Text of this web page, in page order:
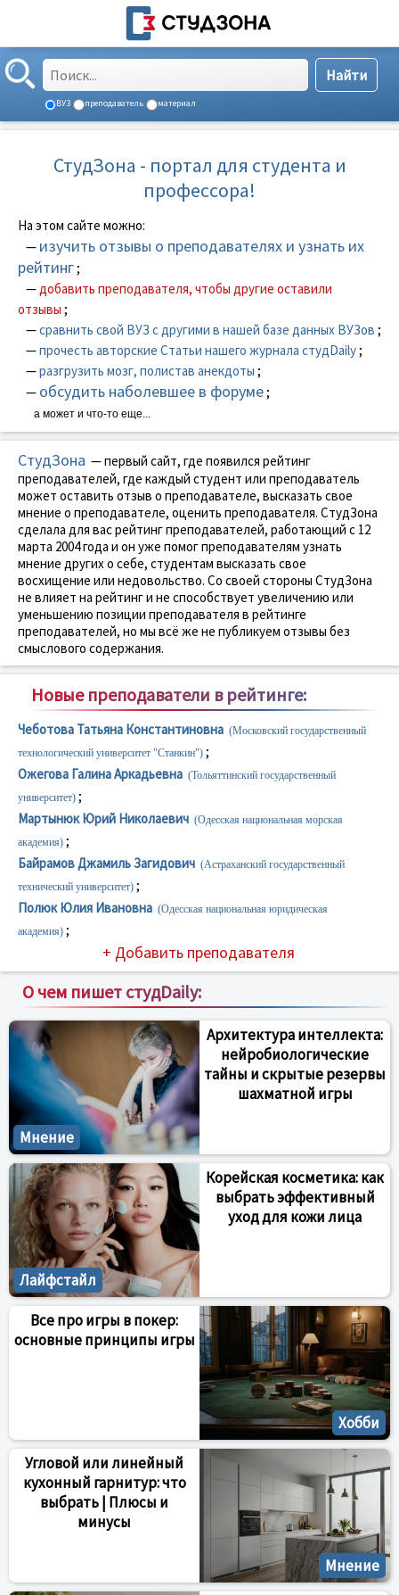
ВУЗ преподаватель материал
СтудЗона - портал для студента и
профессора!
На этом сайте можно:
— изучить отзывы о преподавателях и узнать их
рейтинг;
—добавить преподавателя, чтобы другие оставили
отзывы ;
—сравнить свой ВУЗ с другими в нашей базе данных ВУЗов ;
—прочесть авторские Статьи нашего журнала студDaily;
—разгрузить мозг, полистав анекдоты ;
— обсудить наболевшее в форуме;
а может и что-то еще...
СтудЗона — первый сайт, где появился рейтинг
преподавателей, где каждый студент или преподаватель
может оставить отзыв о преподавателе, высказать свое
мнение о преподавателе, оценить преподавателя. СтудЗона
сделала для вас рейтинг преподавателей, работающий с 12
марта 2004 года и он уже помог преподавателям узнать
мнение других о себе, студентам высказать свое
восхищение или недовольство. Со своей стороны СтудЗона
не влияет на рейтинг и не способствует увеличению или
уменьшению позиции преподавателя в рейтинге
преподавателей, но мы всё же не публикуем отзывы без
смыслового содержания.
Новые преподаватели в рейтинге:
Чеботова Татьяна Константиновна (Московский государственный
технологический университет "Станкин") ;
Ожегова Галина Аркадьевна (Тольяттинский государственный
университет) ;
Мартынюк Юрий Николаевич (Одесская национальная морская
академия) ;
Байрамов Джамиль Загидович (Астраханский государственный
технический университет) ;
Полюк Юлия Ивановна (Одесская национальная юридическая
академия) ;
+ Добавить преподавателя
О чем пишет студDaily:
Мнение
Архитектура интеллекта:
нейробиологические
тайны и скрытые резервы
шахматной игры
Лайфстайл
Корейская косметика: как
выбрать эффективный
уход для кожи лица
Хобби
Все про игры в покер:
основные принципы игры
Мнение
Угловой или линейный
кухонный гарнитур: что
выбрать | Плюсы и
минусы